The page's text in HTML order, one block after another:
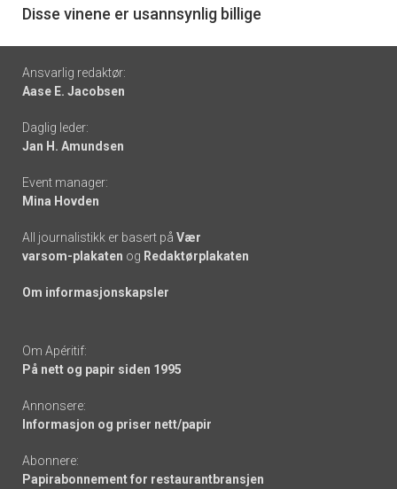
6
Disse vinene er usannsynlig billige
Footer
-
links
Ansvarlig redaktør:
Aase E. Jacobsen
Daglig leder:
Jan H. Amundsen
Event manager:
Mina Hovden
All journalistikk er basert på Vær
varsom-plakaten og Redaktørplakaten
Om informasjonskapsler
Om Apéritif:
På nett og papir siden 1995
Annonsere:
Informasjon og priser nett/papir
Abonnere:
Papirabonnement for restaurantbransjen